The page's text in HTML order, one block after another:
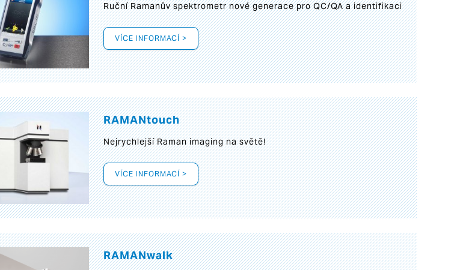
Ruční Ramanův spektrometr nové generace pro QC/QA a identifikaci
VÍCE INFORMACÍ >
RAMANtouch
Nejrychlejší Raman imaging na světě!
VÍCE INFORMACÍ >
RAMANwalk